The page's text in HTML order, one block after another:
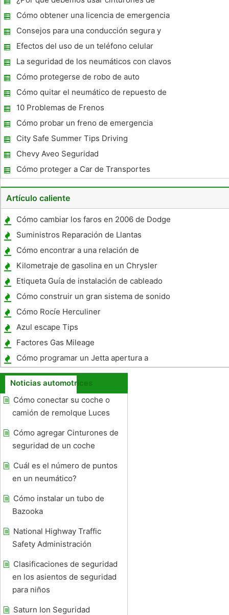
peligrosas del camino , entre otras cosas. Los conductores e
seguridad?
Cómo obtener una licencia de emergencia
en Florida
Consejos para una conducción segura y
Parking
Efectos del uso de un teléfono celular
mientras se conduce
La seguridad de los neumáticos con clavos
Cómo protegerse de robo de auto
Cómo quitar el neumático de repuesto de
un Dodge Dakota 1992
10 Problemas de Frenos
Cómo probar un freno de emergencia
City Safe Summer Tips Driving
Chevy Aveo Seguridad
Cómo proteger a Car de Transportes
Artículo caliente
Cómo cambiar los faros en 2006 de Dodge
3500
Suministros Reparación de Llantas
Cómo encontrar a una relación de
transmisión de un camión Chevy
Kilometraje de gasolina en un Chrysler
300C AWD 2007
Etiqueta Guía de instalación de cableado
Cómo construir un gran sistema de sonido
Cómo Rocíe Herculiner
Azul escape Tips
Factores Gas Mileage
Cómo programar un Jetta apertura a
distancia
Noticias automotrices
Cómo conectar su coche o
camión de remolque Luces
Cómo agregar Cinturones de
seguridad de un coche
Cuál es el número de puntos
en un neumático?
Cómo instalar un tubo de
Bazooka
National Highway Traffic
Safety Administración
Clasificaciones de seguridad
en los asientos de seguridad
para niños
Saturn Ion Seguridad